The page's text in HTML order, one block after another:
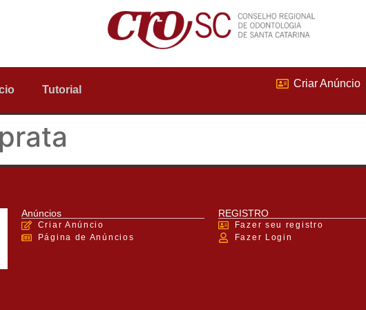
Tutorial
Criar Anúncio
Anúncios
Criar Anúncio
Página de Anúncios
REGISTRO
Fazer seu registro
Fazer Login